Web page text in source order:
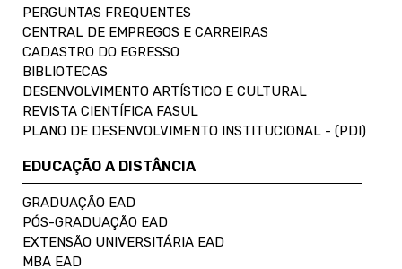
PERGUNTAS FREQUENTES
CENTRAL DE EMPREGOS E CARREIRAS
CADASTRO DO EGRESSO
BIBLIOTECAS
DESENVOLVIMENTO ARTÍSTICO E CULTURAL
REVISTA CIENTÍFICA FASUL
PLANO DE DESENVOLVIMENTO INSTITUCIONAL - (PDI)
EDUCAÇÃO A DISTÂNCIA
GRADUAÇÃO EAD
PÓS-GRADUAÇÃO EAD
EXTENSÃO UNIVERSITÁRIA EAD
MBA EAD